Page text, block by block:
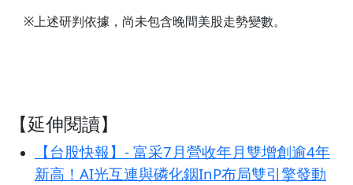
※上述研判依據，尚未包含晚間美股走勢變數。
【延伸閱讀】
【台股快報】- 富采7月營收年月雙增創逾4年
新高！AI光互連與磷化銦InP布局雙引擎發動